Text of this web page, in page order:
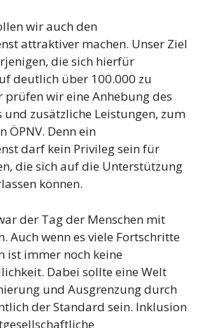
wir auch den
attraktiver machen. Unser Ziel
die sich hierfür
deutlich über 100.000 zu
prüfen wir eine Anhebung des
und zusätzliche Leistungen, zum
ÖPNV. Denn ein
darf kein Privileg sein für
die sich auf die Unterstützung
können.
der Tag der Menschen mit
Auch wenn es viele Fortschritte
ist immer noch keine
Dabei sollte eine Welt
und Ausgrenzung durch
der Standard sein. Inklusion